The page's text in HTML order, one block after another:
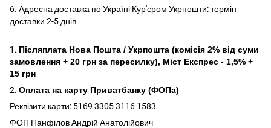
6. Адресна доставка по Україні Кур'єром Укрпошти: термін
доставки 2-5 днів
1. Післяплата Нова Пошта / Укрпошта (комісія 2% від суми
замовлення + 20 грн за пересилку), Міст Експрес - 1,5% +
15 грн
2. Оплата на карту Приватбанку (ФОПа)
Реквізити карти: 5169 3305 3116 1583
ФОП Панфілов Андрій Анатолійович